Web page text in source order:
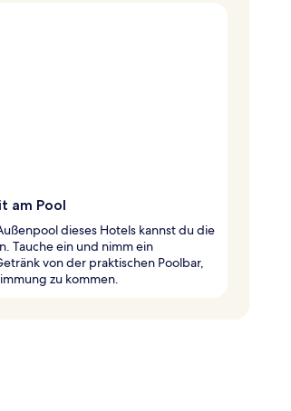
am Pool
dieses Hotels kannst du die
Tauche ein und nimm ein
von der praktischen Poolbar,
zu kommen.